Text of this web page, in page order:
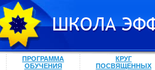
ПРОГРАММА
ОБУЧЕНИЯ
КРУГ
ПОСВЯЩЕННЫХ